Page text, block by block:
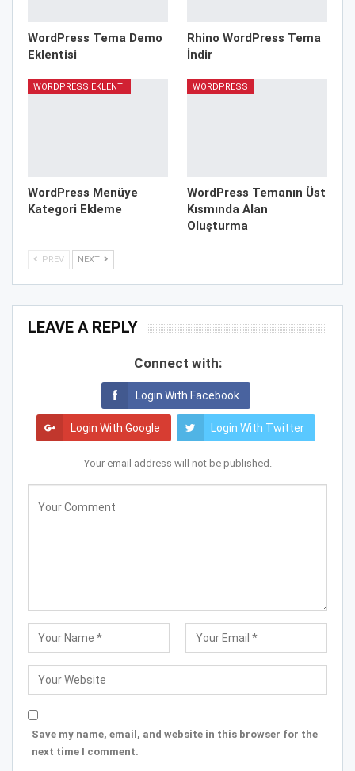
WordPress Tema Demo
Eklentisi
Rhino WordPress Tema
İndir
WORDPRESS EKLENTI
WordPress Menüye
Kategori Ekleme
WORDPRESS
WordPress Temanın Üst
Kısmında Alan
Oluşturma
PREV NEXT
LEAVE A REPLY
Connect with:
Login With Facebook
Login With Google Login With Twitter
Your email address will not be published.
Save my name, email, and website in this browser for the
next time I comment.